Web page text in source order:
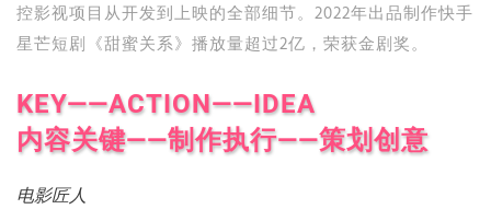
控影视项目从开发到上映的全部细节。2022年出品制作快手
星芒短剧《甜蜜关系》播放量超过2亿，荣获金剧奖。
KEY——ACTION——IDEA
内容关键——制作执行——策划创意
电影匠人